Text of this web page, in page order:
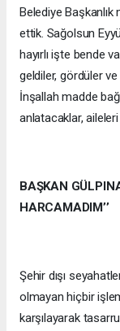
Belediye Başkanlık
ettik. Sağolsun
hayırlı işte bende
geldiler, gördüler
İnşallah madde
anlatacaklar,
BAŞKAN
HARCAMADIM’’
Şehir dışı
olmayan hiçbir
karşılayarak